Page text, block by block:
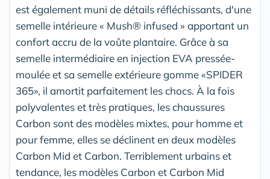
est également muni de détails réfléchissants, d'une
semelle intérieure « Mush® infused » apportant un
confort accru de la voûte plantaire. Grâce à sa
semelle intermédiaire en injection EVA pressée-
moulée et sa semelle extérieure gomme «SPIDER
365», il amortit parfaitement les chocs. À la fois
polyvalentes et très pratiques, les chaussures
Carbon sont des modèles mixtes, pour homme et
pour femme, elles se déclinent en deux modèles
Carbon Mid et Carbon. Terriblement urbains et
tendance, les modèles Carbon et Carbon Mid